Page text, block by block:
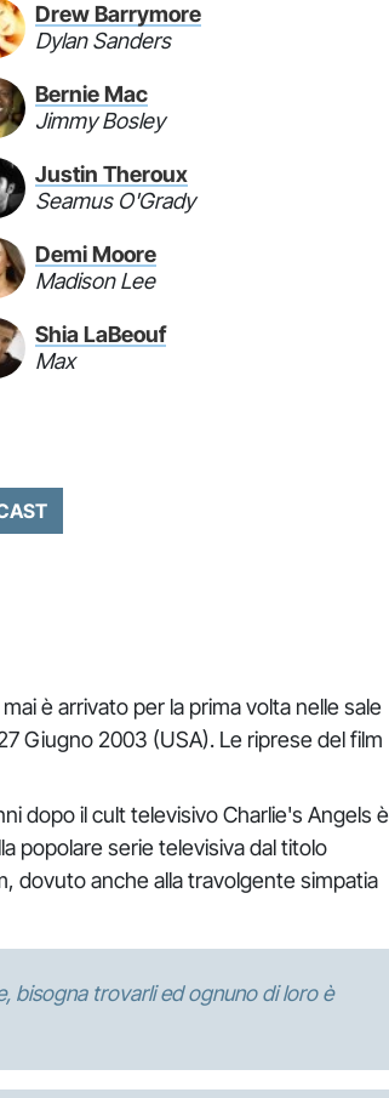
Drew Barrymore
Dylan Sanders
Bernie Mac
Jimmy Bosley
Justin Theroux
Seamus O'Grady
Demi Moore
Madison Lee
Shia LaBeouf
Max
è arrivato per la prima volta nelle sale
Giugno 2003 (USA). Le riprese del film
dopo il cult televisivo Charlie's Angels è
popolare serie televisiva dal titolo
dovuto anche alla travolgente simpatia
bisogna trovarli ed ognuno di loro è